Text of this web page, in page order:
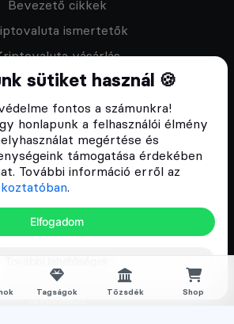
Tagságok Tőzsdék Shop
sütiket használ 🍪
fontos a számunkra!
honlapunk a felhasználói élmény
megértése és
támogatása érdekében
További információ erről az
.
Elfogadom
Bevezető cikkek
ismertetők
vásárlás
Oktató anyagok
Discord közösség
Csomagajánlatok
kezdőknek
Megapack
Nyilvános